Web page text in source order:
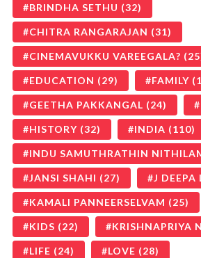
BRINDHA SETHU (32)
CHITRA RANGARAJAN (31)
CINEMAVUKKU VAREEGALA?
EDUCATION (29) FAMILY
GEETHA PAKKANGAL (24)
HISTORY (32) INDIA (110)
INDU SAMUTHRATHIN
JANSI SHAHI (27) J DEEPA
KAMALI PANNEERSELVAM (25)
KIDS (22) KRISHNAPRIYA
LIFE (24) LOVE (28)